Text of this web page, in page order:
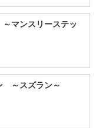
マンスリーステッ
～スズラン～